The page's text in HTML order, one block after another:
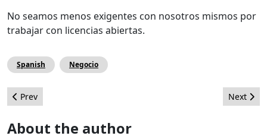
No seamos menos exigentes con nosotros mismos por
trabajar con licencias abiertas.
Spanish Negocio
Previous article: ¿Cómo elegir una extensión? Parte 1:
Prev Next
Next
About the author